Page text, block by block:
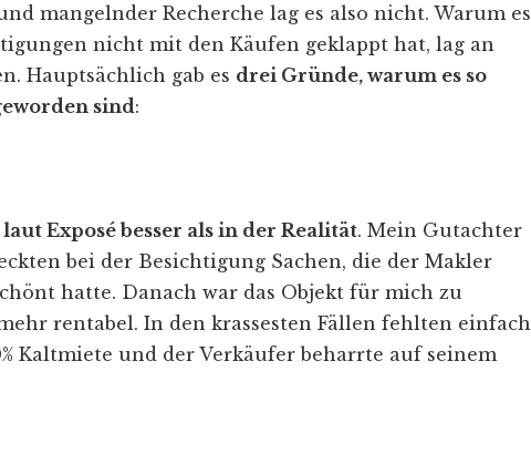
mangelnder Recherche lag es also nicht. Warum es
nicht mit den Käufen geklappt hat, lag an
Hauptsächlich gab es drei Gründe, warum es so
sind:
laut Exposé besser als in der Realität. Mein Gutachter
bei der Besichtigung Sachen, die der Makler
hatte. Danach war das Objekt für mich zu
rentabel. In den krassesten Fällen fehlten einfach
Kaltmiete und der Verkäufer beharrte auf seinem